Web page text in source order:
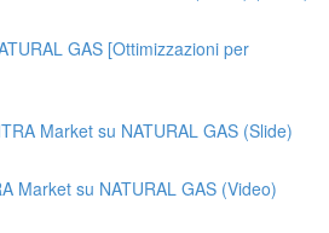
GAS [Ottimizzazioni per
Market su NATURAL GAS (Slide)
Market su NATURAL GAS (Video)